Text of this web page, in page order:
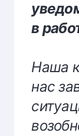
в
Наша
нас